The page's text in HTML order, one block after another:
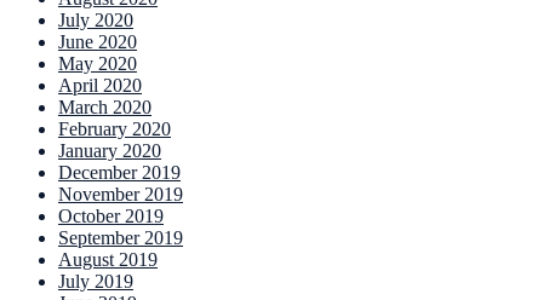
July 2020
June 2020
May 2020
April 2020
March 2020
February 2020
January 2020
December 2019
November 2019
October 2019
September 2019
August 2019
July 2019